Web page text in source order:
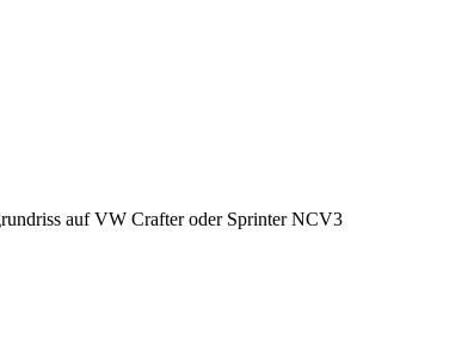
auf VW Crafter oder Sprinter NCV3